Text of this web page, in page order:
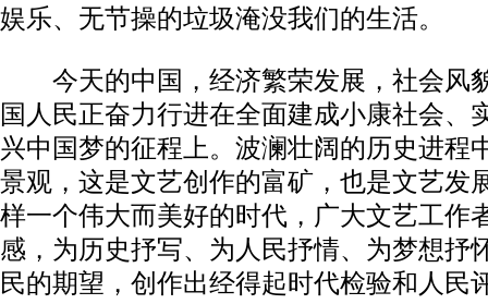
娱乐、无节操的垃圾淹没我们的生活。
今天的中国，经济繁荣发展，社会风
国人民正奋力行进在全面建成小康社会、
兴中国梦的征程上。波澜壮阔的历史进程
景观，这是文艺创作的富矿，也是文艺发
样一个伟大而美好的时代，广大文艺工作
感，为历史抒写、为人民抒情、为梦想抒
民的期望，创作出经得起时代检验和人民